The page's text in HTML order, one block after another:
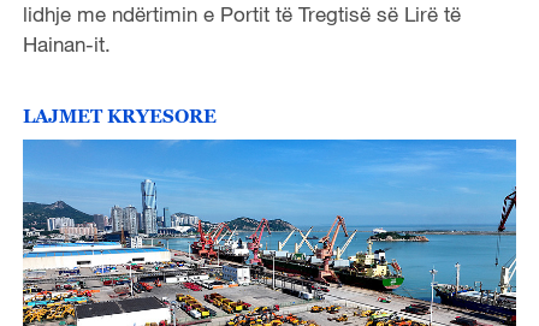
lidhje me ndërtimin e Portit të Tregtisë së Lirë të
Hainan-it.
LAJMET KRYESORE